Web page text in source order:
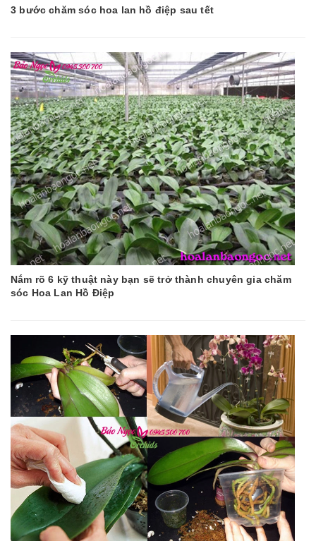
3 bước chăm sóc hoa lan hồ điệp sau tết
Nắm rõ 6 kỹ thuật này bạn sẽ trở thành chuyên gia chăm
sóc Hoa Lan Hồ Điệp